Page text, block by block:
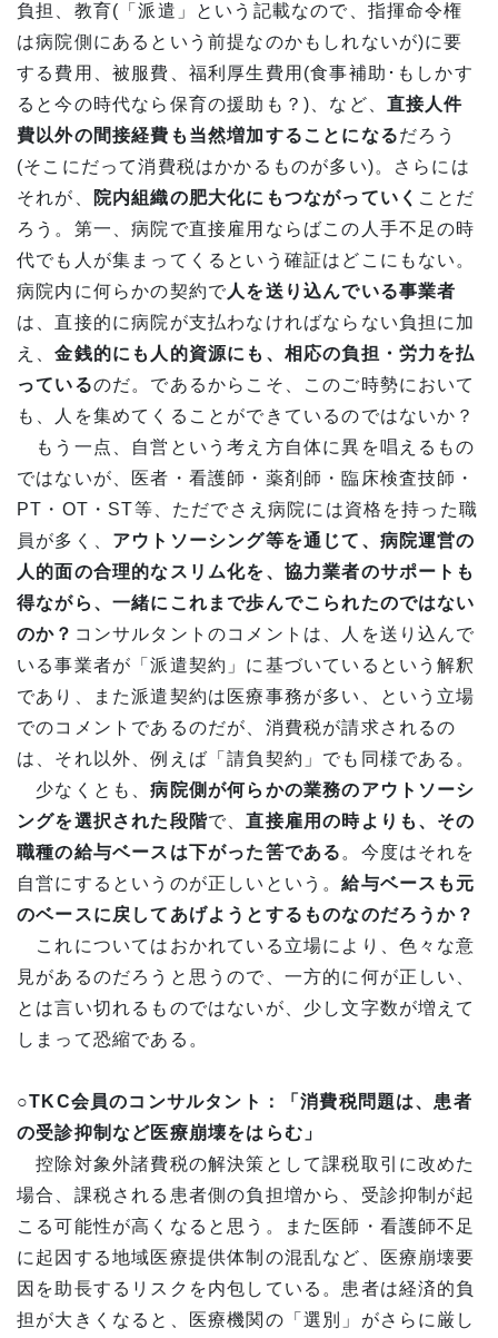
負担、教育(「派遣」という記載なので、指揮命令権
は病院側にあるという前提なのかもしれないが)に要
する費用、被服費、福利厚生費用(食事補助･もしかす
ると今の時代なら保育の援助も？)、など、 直接人件
費以外の間接経費も当然増加することになるだろう
(そこにだって消費税はかかるものが多い)。さらには
それが、
院内組織の肥大化にもつながっていく ことだ
ろう。第一、病院で直接雇用ならばこの人手不足の時
代でも人が集まってくるという確証はどこにもない。
病院内に何らかの契約で 人を送り込んでいる事業者
は、直接的に病院が支払わなければならない負担に加
え、金銭的にも人的資源にも、相応の負担・労力を払
っているのだ。であるからこそ、このご時勢において
も、人を集めてくることができているのではないか？
もう一点、自営という考え方自体に異を唱えるもの
ではないが、医者・看護師・薬剤師・臨床検査技師・
PT・OT・ST等、ただでさえ病院には資格を持った職
員が多く、 アウトソーシング等を通じて、病院運営の
人的面の合理的なスリム化を、協力業者のサポートも
得ながら、一緒にこれまで歩んでこられたのではない
のか？ コンサルタントのコメントは、人を送り込んで
いる事業者が「派遣契約」に基づいているという解釈
であり、また派遣契約は医療事務が多い、という立場
でのコメントであるのだが、消費税が請求されるの
は、それ以外、例えば「請負契約」でも同様である。
少なくとも、病院側が何らかの業務のアウトソーシ
ングを選択された段階で、直接雇用の時よりも、その
職種の給与ベースは下がった筈である 。今度はそれを
自営にするというのが正しいという。給与ベースも元
のベースに戻してあげようとするものなのだろうか？
これについてはおかれている立場により、色々な意
見があるのだろうと思うので、一方的に何が正しい、
とは言い切れるものではないが、少し文字数が増えて
しまって恐縮である。
○TKC会員のコンサルタント：「消費税問題は、患者
の受診抑制など医療崩壊をはらむ」
控除対象外諸費税の解決策として課税取引に改めた
場合、課税される患者側の負担増から、受診抑制が起
こる可能性が高くなると思う。また医師・看護師不足
に起因する地域医療提供体制の混乱など、医療崩壊要
因を助長するリスクを内包している。患者は経済的負
担が大きくなると、医療機関の「選別」がさらに厳し